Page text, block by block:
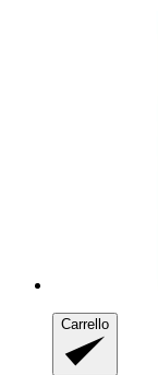
Carrello